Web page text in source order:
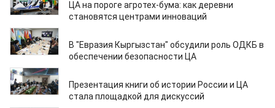
ЦА на пороге агротех-бумa: как деревни
становятся центрами инноваций
05.12.2025
В "Евразия Кыргызстан" обсудили роль ОДКБ в
обеспечении безопасности ЦА
04.12.2025
Презентация книги об истории России и ЦА
стала площадкой для дискуссий